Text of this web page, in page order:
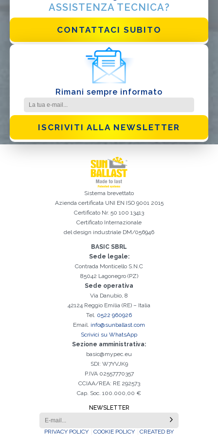
ASSISTENZA TECNICA?
CONTATTACI SUBITO
Rimani sempre informato
ISCRIVITI ALLA NEWSLETTER
Sistema brevettato
Azienda certificata UNI EN ISO 9001 2015
Certificato Nr. 50 100 13413
Certificato Internazionale
del design industriale DM/056946
BASIC SBRL
Sede legale:
Contrada Monticello S.N.C
85042 Lagonegro (PZ)
Sede operativa
Via Danubio, 8
42124 Reggio Emilia (RE) – Italia
Tel. 0522 960926
Email. info@sunballast.com
Scrivici su WhatsApp
Sezione amministrativa:
basic@mypec.eu
SDI: W7YVJK9
P.IVA 02557770357
CCIAA/REA: RE 292573
Cap. Soc. 100.000,00 €
NEWSLETTER
PRIVACY POLICY COOKIE POLICY CREATED BY